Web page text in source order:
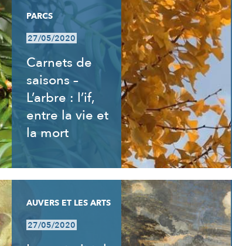
PARCS
27/05/2020
Carnets de
saisons –
L’arbre : l’if,
entre la vie et
la mort
AUVERS ET LES ARTS
27/05/2020